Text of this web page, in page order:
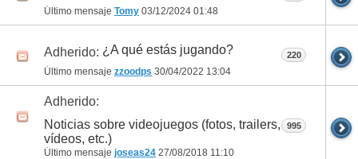
Último mensaje Tomy 03/12/2024 01:48
Adherido: ¿A qué estás jugando?
Último mensaje zzoodps 30/04/2022 13:04
220
Adherido:
Noticias sobre videojuegos (fotos, trailers,
vídeos, etc.)
Último mensaje joseas24 27/08/2018 11:10
995